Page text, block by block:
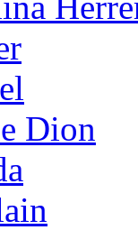
Dion